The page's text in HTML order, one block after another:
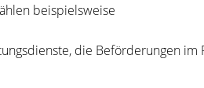
beispielsweise
die Beförderungen im